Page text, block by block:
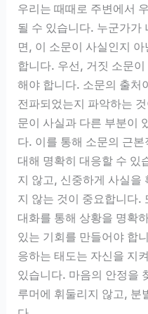
우리는 때때로 주변에서
될 수 있습니다. 누군가가
면, 이 소문이 사실인지
합니다. 우선, 거짓 소문
해야 합니다. 소문의 출처
전파되었는지 파악하는
문이 사실과 다른 부분이
다. 이를 통해 소문의 근
대해 명확히 대응할 수 있
지 않고, 신중하게 사실을
지 않는 것이 중요합니다.
대화를 통해 상황을 명확
있는 기회를 만들어야 합
응하는 태도는 자신을 지
있습니다. 마음의 안정을
루머에 휘둘리지 않고, 분